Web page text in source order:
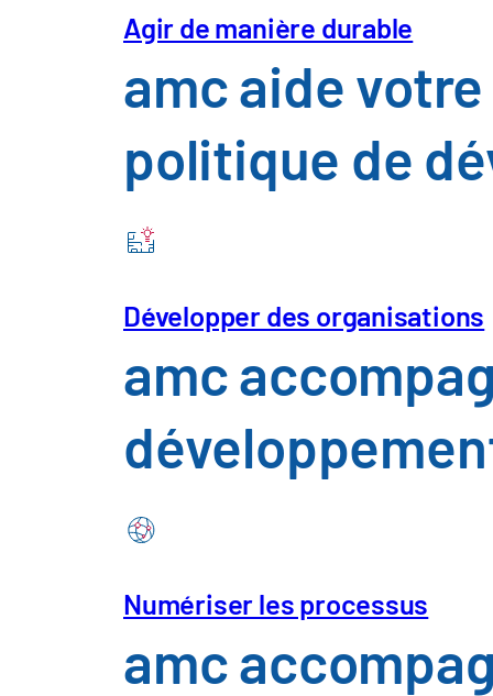
Agir de manière durable
amc aide
politique de
Développer des organisations
amc
Numériser les processus
amc
Services
Perspectives
eSolutionÀ
Nos sites